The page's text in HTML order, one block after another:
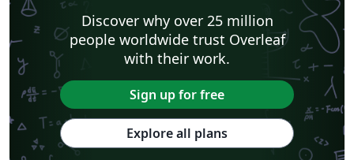
Discover why over 25 million
people worldwide trust Overleaf
with their work.
Sign up for free
Explore all plans